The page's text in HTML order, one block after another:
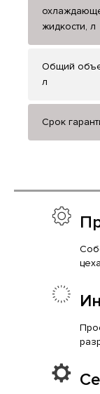
жидкости, л
Общий
л
Срок